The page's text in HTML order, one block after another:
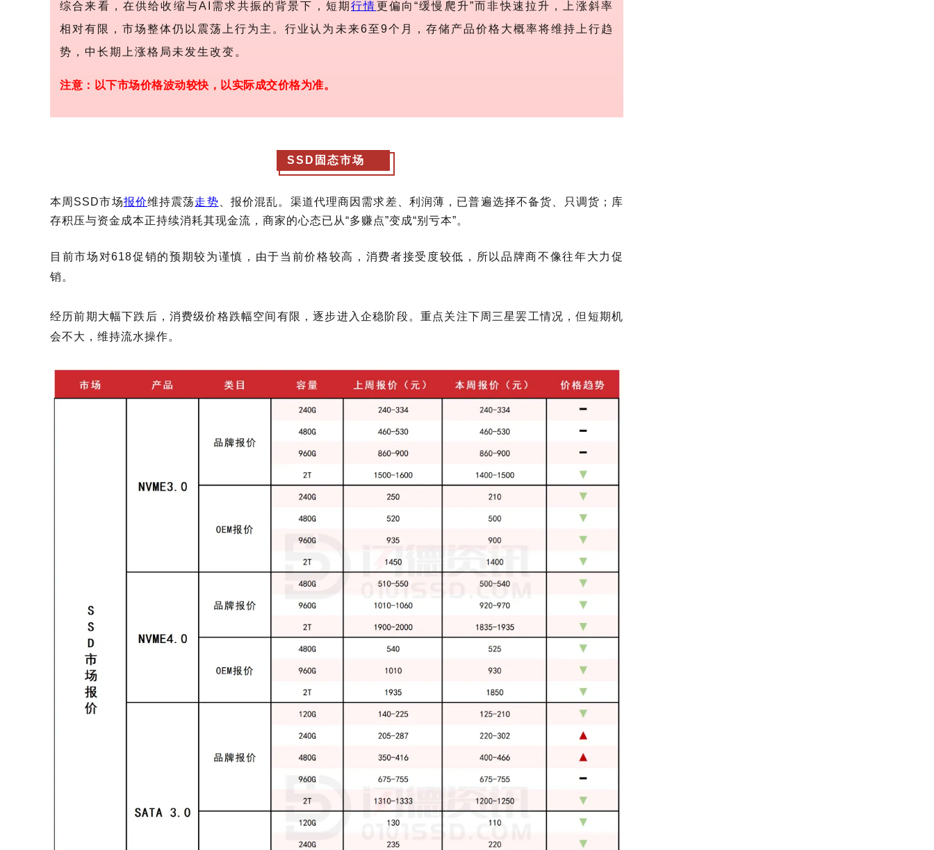
综合来看，在供给收缩与AI需求共振的背景下，短期行情更偏向“缓慢爬升”而非快速拉升，上涨斜率
相对有限，市场整体仍以震荡上行为主。行业认为未来6至9个月，存储产品价格大概率将维持上行趋
势，中长期上涨格局未发生改变。
注意：以下市场价格波动较快，以实际成交价格为准。
SSD固态市场
本周 SSD市场报价维持震荡走势 报价混乱。渠道代理商因需求差、利润薄，已普遍选择不备货、只调货；库
存积压与资金成本正持续消耗其现金流，商家的心态已从“多赚点”变成“别亏本”。
目前市场对618促销的预期较为谨慎，由于当前价格较高，消费者接受度较低 ，所以品牌商不像往年大力促
销。
经历前期大幅下跌后，消费级价格跌幅空间有限，逐步进入企稳阶段。重点关注下周三星罢工情况，但 短期机
会不大 ，维持流水操作。